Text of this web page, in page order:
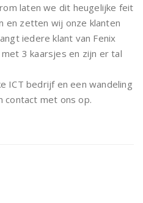
laten we dit heugelijke feit
en zetten wij onze klanten
iedere klant van Fenix
3 kaarsjes en zijn er tal
ICT bedrijf en een wandeling
contact met ons op.